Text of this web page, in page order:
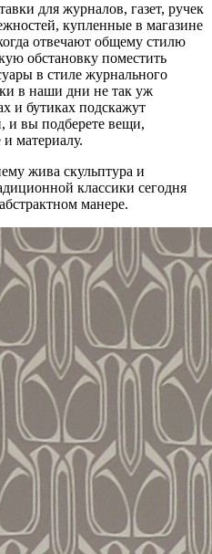
для журналов, газет, ручек
купленные в магазине
отвечают общему стилю
обстановку поместить
в стиле журнального
в наши дни не так уж
и бутиках подскажут
и вы подберете вещи,
материалу.
жива скульптура и
классики сегодня
манере.